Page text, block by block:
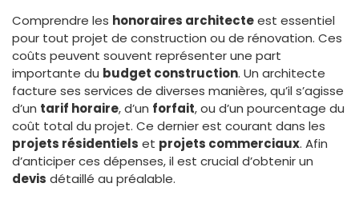
Comprendre les honoraires architecteest essentiel
pour tout projet de construction ou de rénovation. Ces
coûts peuvent souvent représenter une part
importante du budget construction. Un architecte
facture ses services de diverses manières, qu’il s’agisse
d’un tarif horaire, d’un forfait, ou d’un pourcentage du
coût total du projet. Ce dernier est courant dans les
projets résidentiels et projets commerciaux. Afin
d’anticiper ces dépenses, il est crucial d’obtenir un
devis détaillé au préalable.